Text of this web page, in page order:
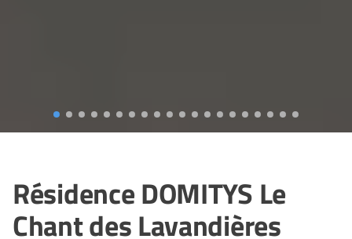
Résidence DOMITYS Le
Chant des Lavandières